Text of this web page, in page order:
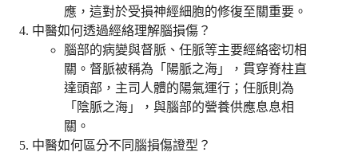
應，這對於受損神經細胞的修復至關重要。
中醫如何透過經絡理解腦損傷？
腦部的病變與督脈、任脈等主要經絡密切相
關。督脈被稱為「陽脈之海」，貫穿脊柱直
達頭部，主司人體的陽氣運行；任脈則為
「陰脈之海」，與腦部的營養供應息息相
關。
中醫如何區分不同腦損傷證型？